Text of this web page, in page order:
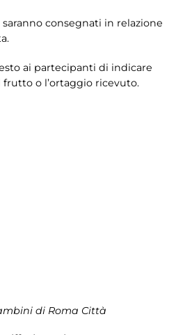
consegnati in relazione
ai partecipanti di indicare
o l’ortaggio ricevuto.
di Roma Città